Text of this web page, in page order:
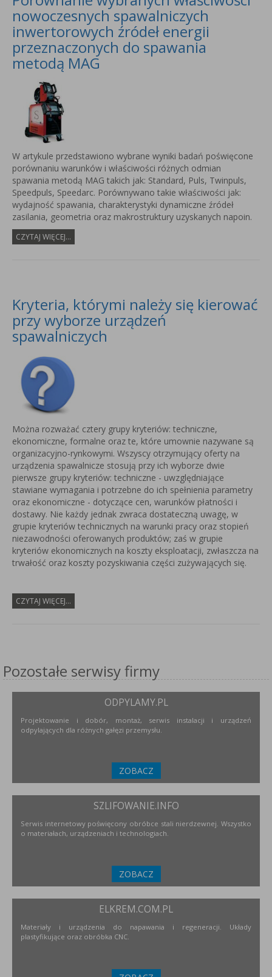
nowoczesnych spawalniczych
inwertorowych źródeł energii
przeznaczonych do spawania
metodą MAG
W artykule przedstawiono wybrane wyniki badań poświęcone
porównaniu warunków i właściwości różnych odmian
spawania metodą MAG takich jak: Standard, Puls, Twinpuls,
Speedpuls, Speedarc. Porównywano takie właściwości jak:
wydajność spawania, charakterystyki dynamiczne źródeł
zasilania, geometria oraz makrostruktury uzyskanych napoin.
CZYTAJ WIĘCEJ...
Kryteria, którymi należy się kierować
przy wyborze urządzeń
spawalniczych
Można rozważać cztery grupy kryteriów: techniczne,
ekonomiczne, formalne oraz te, które umownie nazywane są
organizacyjno-rynkowymi. Wszyscy otrzymujący oferty na
urządzenia spawalnicze stosują przy ich wyborze dwie
pierwsze grupy kryteriów: techniczne - uwzględniające
stawiane wymagania i potrzebne do ich spełnienia parametry
oraz ekonomiczne - dotyczące cen, warunków płatności i
dostawy. Nie każdy jednak zwraca dostateczną uwagę, w
grupie kryteriów technicznych na warunki pracy oraz stopień
niezawodności oferowanych produktów; zaś w grupie
kryteriów ekonomicznych na koszty eksploatacji, zwłaszcza na
trwałość oraz koszty pozyskiwania części zużywających się.
CZYTAJ WIĘCEJ...
Pozostałe serwisy firmy
ODPYLAMY.PL
Projektowanie i dobór, montaż, serwis instalacji i urządzeń
odpylających dla różnych gałęzi przemysłu.
ZOBACZ
SZLIFOWANIE.INFO
Serwis internetowy poświęcony obróbce stali nierdzewnej. Wszystko
o materiałach, urządzeniach i technologiach.
ZOBACZ
ELKREM.COM.PL
Materiały i urządzenia do napawania i regeneracji. Układy
plastyfikujące oraz obróbka CNC.